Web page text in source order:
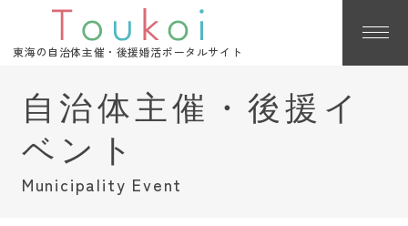
東海の自治体主催・後援婚活ポータルサイト
Municipality Event